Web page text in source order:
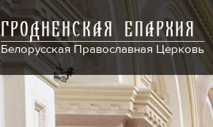
ГРОДНЕНСКАЯ ЕПАРХИЯ
Белорусская Православная Церковь